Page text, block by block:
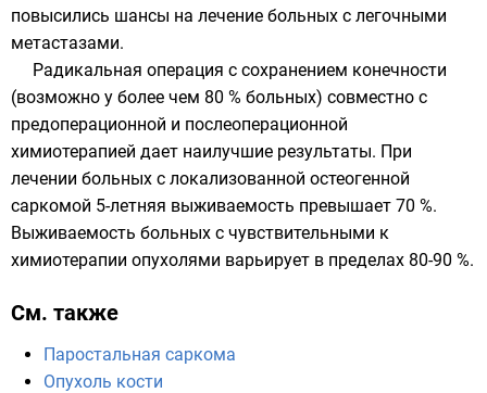
повысились шансы на лечение больных с легочными
метастазами.
Радикальная операция с сохранением конечности
(возможно у более чем 80 % больных) совместно с
предоперационной и послеоперационной
химиотерапией дает наилучшие результаты. При
лечении больных с локализованной остеогенной
саркомой 5-летняя выживаемость превышает 70 %.
Выживаемость больных с чувствительными к
химиотерапии опухолями варьирует в пределах 80-90 %.
См. также
Паростальная саркома
Опухоль кости